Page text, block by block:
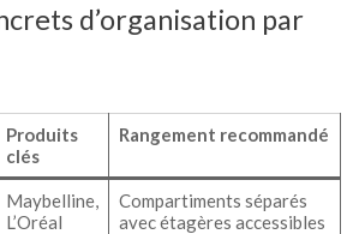
d’organisation par
Produits
clés
Rangement recommandé
Maybelline,
L’Oréal
Compartiments séparés
avec étagères accessibles